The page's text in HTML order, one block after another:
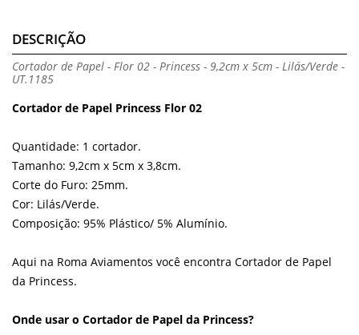
DESCRIÇÃO
Cortador de Papel - Flor 02 - Princess - 9,2cm x 5cm - Lilás/Verde -
UT.1185
Cortador de Papel Princess Flor 02
Quantidade: 1 cortador.
Tamanho: 9,2cm x 5cm x 3,8cm.
Corte do Furo: 25mm.
Cor: Lilás/Verde.
Composição: 95% Plástico/ 5% Alumínio.
Aqui na Roma Aviamentos você encontra Cortador de Papel
da Princess.
Onde usar o Cortador de Papel da Princess?